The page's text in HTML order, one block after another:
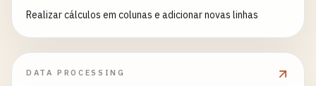
Realizar cálculos em colunas e adicionar novas linhas
DATA PROCESSING